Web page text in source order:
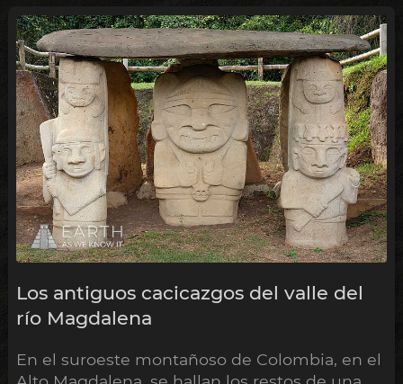
Los antiguos cacicazgos del valle del
río Magdalena
En el suroeste montañoso de Colombia, en el